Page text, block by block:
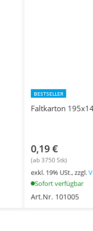
BESTSELLER
Faltkarton
0,19 €
(ab 3750 Stk)
exkl. 19% USt., zzgl.
Sofort verfügbar
Art.Nr. 101005